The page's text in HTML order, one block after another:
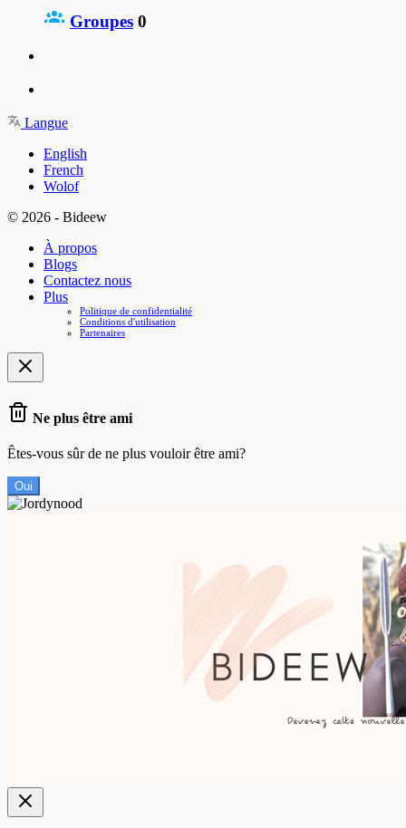
Groupes 0
Langue
English
French
Wolof
© 2026 - Bideew
À propos
Blogs
Contactez nous
Plus
Politique de confidentialité
Conditions d'utilisation
Partenaires
Ne plus être ami
Êtes-vous sûr de ne plus vouloir être ami?
Oui